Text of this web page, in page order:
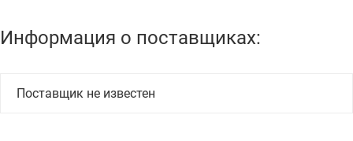
Информация о поставщиках:
Поставщик не известен